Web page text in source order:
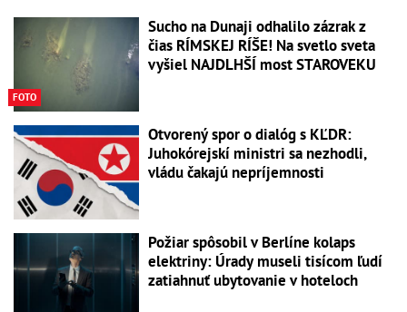
FOTO
Sucho na Dunaji odhalilo zázrak z
čias RÍMSKEJ RÍŠE! Na svetlo sveta
vyšiel NAJDLHŠÍ most STAROVEKU
Otvorený spor o dialóg s KĽDR:
Juhokórejskí ministri sa nezhodli,
vládu čakajú nepríjemnosti
Požiar spôsobil v Berlíne kolaps
elektriny: Úrady museli tisícom ľudí
zatiahnuť ubytovanie v hoteloch